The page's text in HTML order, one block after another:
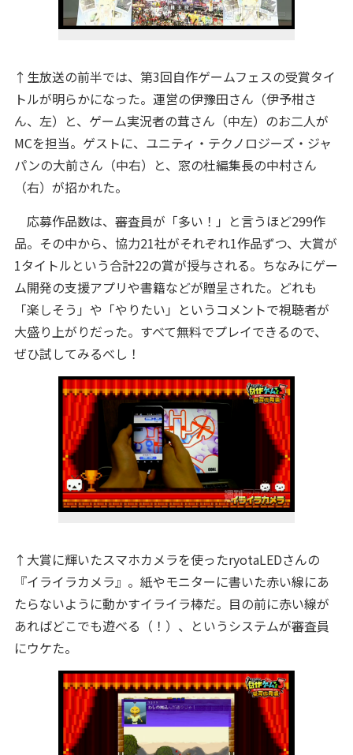
↑生放送の前半では、第3回自作ゲームフェスの受賞タイ
トルが明らかになった。運営の伊豫田さん（伊予柑さ
ん、左）と、ゲーム実況者の茸さん（中左）のお二人が
MCを担当。ゲストに、ユニティ・テクノロジーズ・ジャ
パンの大前さん（中右）と、窓の杜編集長の中村さん
（右）が招かれた。
応募作品数は、審査員が「多い！」と言うほど299作
品。その中から、協力21社がそれぞれ1作品ずつ、大賞が
1タイトルという合計22の賞が授与される。ちなみにゲー
ム開発の支援アプリや書籍などが贈呈された。どれも
「楽しそう」や「やりたい」というコメントで視聴者が
大盛り上がりだった。すべて無料でプレイできるので、
ぜひ試してみるべし！
↑大賞に輝いたスマホカメラを使ったryotaLEDさんの
『イライラカメラ』。紙やモニターに書いた赤い線にあ
たらないように動かすイライラ棒だ。目の前に赤い線が
あればどこでも遊べる（！）、というシステムが審査員
にウケた。